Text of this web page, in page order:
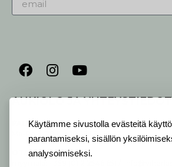
Käytämme sivustolla evästeitä
parantamiseksi, sisällön
analysoimiseksi.
AUKIOLO JA YHTEYSTIEDOT
ALVELEMME:
Ma-Pe 9-20 I La 10-18 I Su 10-17
OTA YHTEYTTÄ: